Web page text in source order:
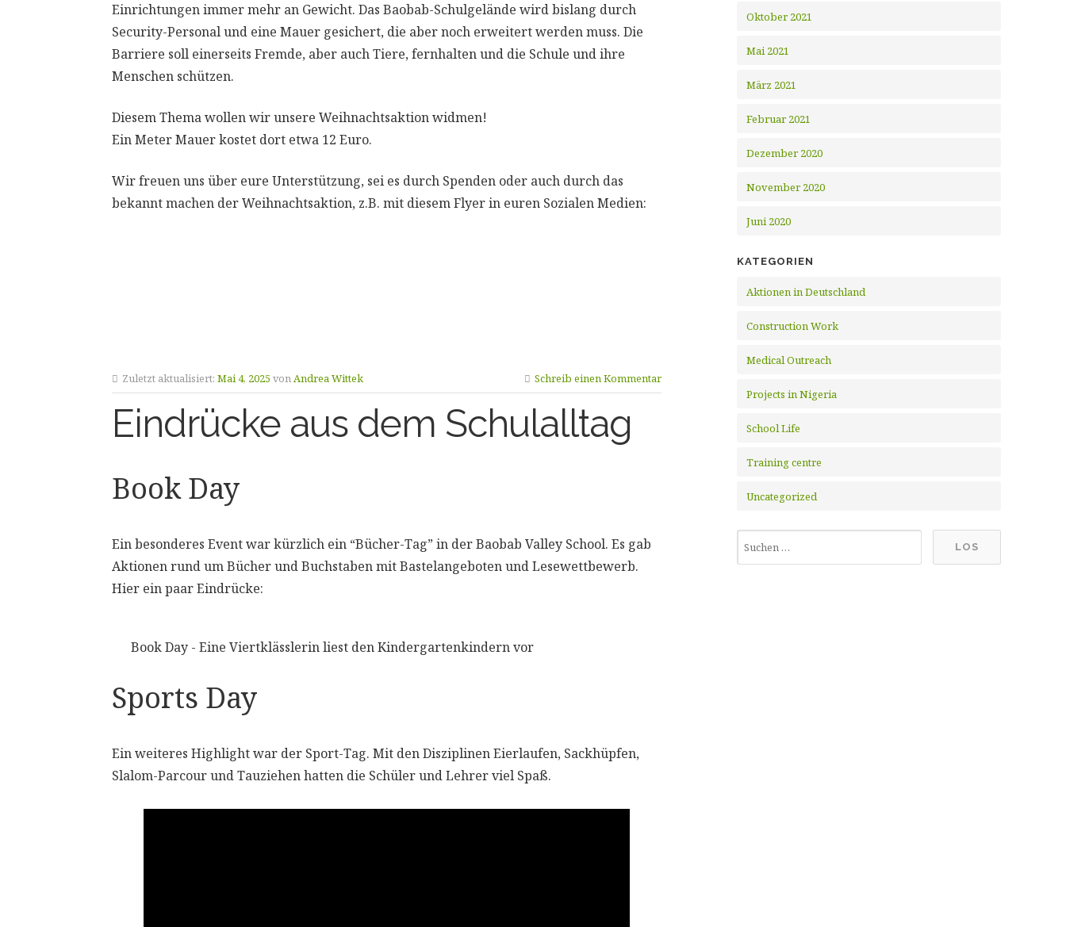
Einrichtungen immer mehr an Gewicht. Das Baobab-Schulgelände wird bislang durch
Security-Personal und eine Mauer gesichert, die aber noch erweitert werden muss. Die
Barriere soll einerseits Fremde, aber auch Tiere, fernhalten und die Schule und ihre
Menschen schützen.
Diesem Thema wollen wir unsere Weihnachtsaktion widmen!
Ein Meter Mauer kostet dort etwa 12 Euro.
Wir freuen uns über eure Unterstützung, sei es durch Spenden oder auch durch das
bekannt machen der Weihnachtsaktion, z.B. mit diesem Flyer in euren Sozialen Medien:
Zuletzt aktualisiert:Mai 4, 2025 vonAndrea Wittek Schreib einen Kommentar
Eindrücke aus dem Schulalltag
Book Day
Ein besonderes Event war kürzlich ein “Bücher-Tag” in der Baobab Valley School. Es gab
Aktionen rund um Bücher und Buchstaben mit Bastelangeboten und Lesewettbewerb.
Hier ein paar Eindrücke:
Book Day - Eine Viertklässlerin liest den Kindergartenkindern vor
Sports Day
Ein weiteres Highlight war der Sport-Tag. Mit den Disziplinen Eierlaufen, Sackhüpfen,
Slalom-Parcour und Tauziehen hatten die Schüler und Lehrer viel Spaß.
Oktober 2021
Mai 2021
März 2021
Februar 2021
Dezember 2020
November 2020
Juni 2020
KATEGORIEN
Aktionen in Deutschland
Construction Work
Medical Outreach
Projects in Nigeria
School Life
Training centre
Uncategorized